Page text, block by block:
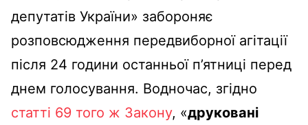
депутатів України» забороняє
розповсюдження передвиборної агітації
після 24 години останньої п’ятниці перед
днем голосування. Водночас, згідно
статті 69 того ж Закону, «друковані